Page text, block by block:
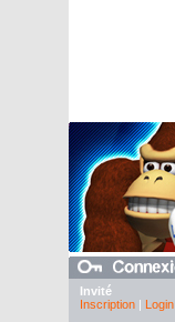
Invité
Inscription| Login